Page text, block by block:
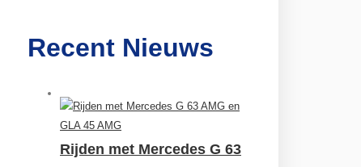
Recent Nieuws
Rijden met Mercedes G 63